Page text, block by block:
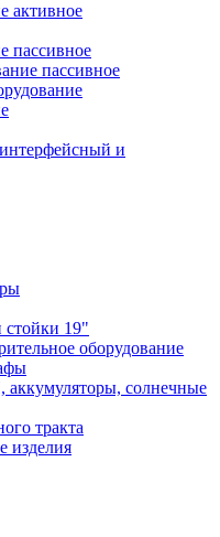
активное
пассивное
пассивное
и
19"
оборудование
солнечные
тракта
изделия